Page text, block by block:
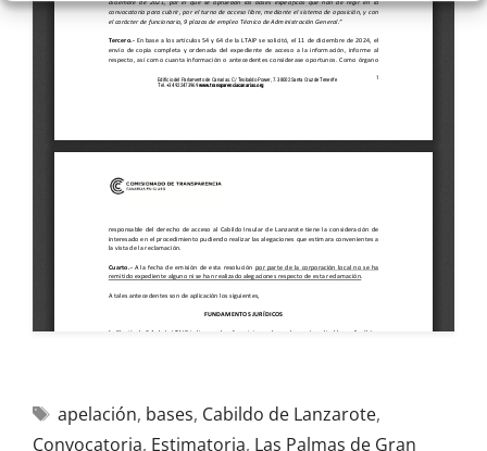
apelación, bases, Cabildo de Lanzarote,
Convocatoria, Estimatoria, Las Palmas de Gran